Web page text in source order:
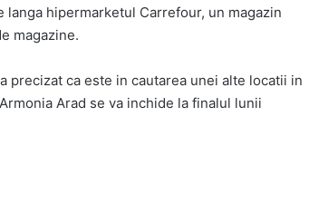
hipermarketul Carrefour, un magazin
magazine.
precizat ca este in cautarea unei alte locatii in
Arad se va inchide la finalul lunii